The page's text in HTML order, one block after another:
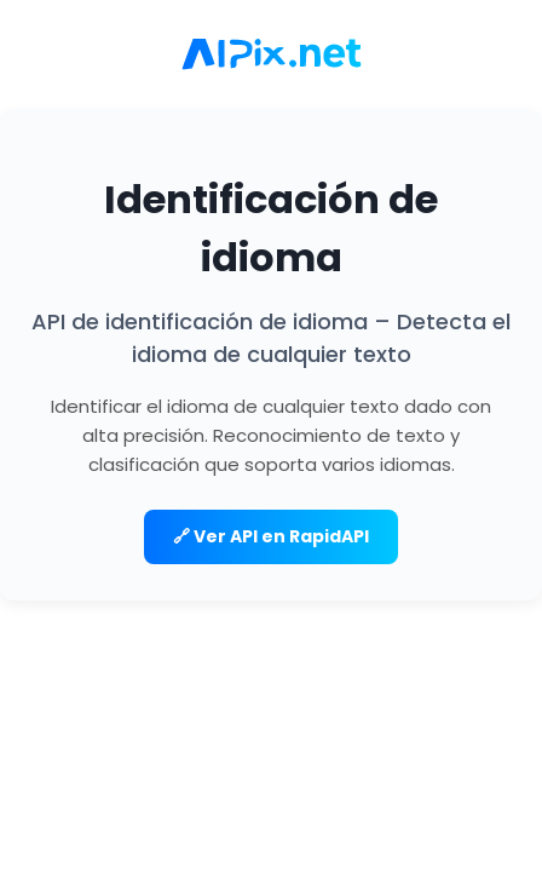
Identificación de
idioma
API de identificación de idioma – Detecta el
idioma de cualquier texto
Identificar el idioma de cualquier texto dado con
alta precisión. Reconocimiento de texto y
clasificación que soporta varios idiomas.
🔗 Ver API en RapidAPI